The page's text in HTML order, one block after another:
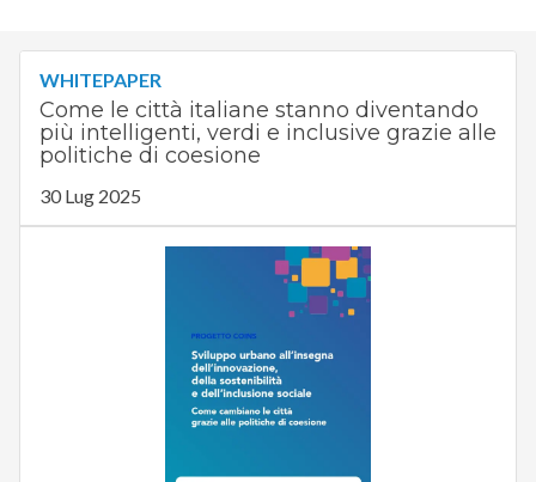
WHITEPAPER
Come le città italiane stanno diventando
più intelligenti, verdi e inclusive grazie alle
politiche di coesione
30 Lug 2025